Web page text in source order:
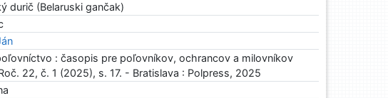
durič (Belaruski gančak)
: časopis pre poľovníkov, ochrancov a milovníkov
22, č. 1 (2025), s. 17. - Bratislava : Polpress, 2025